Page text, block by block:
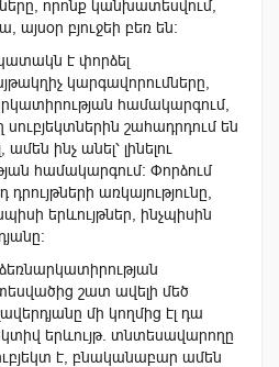
որոնք կանխատեսվում,
այսօր բյուջեի բեռ են:
է փորձել
կարգավորումները,
համակարգում,
շահադրդում են
ինչ անել՝ լինելու
համակարգում: Փորձում
առկայությունը,
երևույթներ, ինչպիսին
շատ ավելի մեծ
մի կողմից էլ դա
երևույթ. տնտեսավարողը
է, բնականաբար ամեն